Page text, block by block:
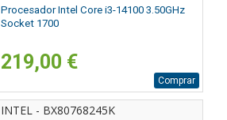
Procesador Intel Core i3-14100 3.50GHz
Socket 1700
219,00 €
Comprar
INTEL - BX80768245K